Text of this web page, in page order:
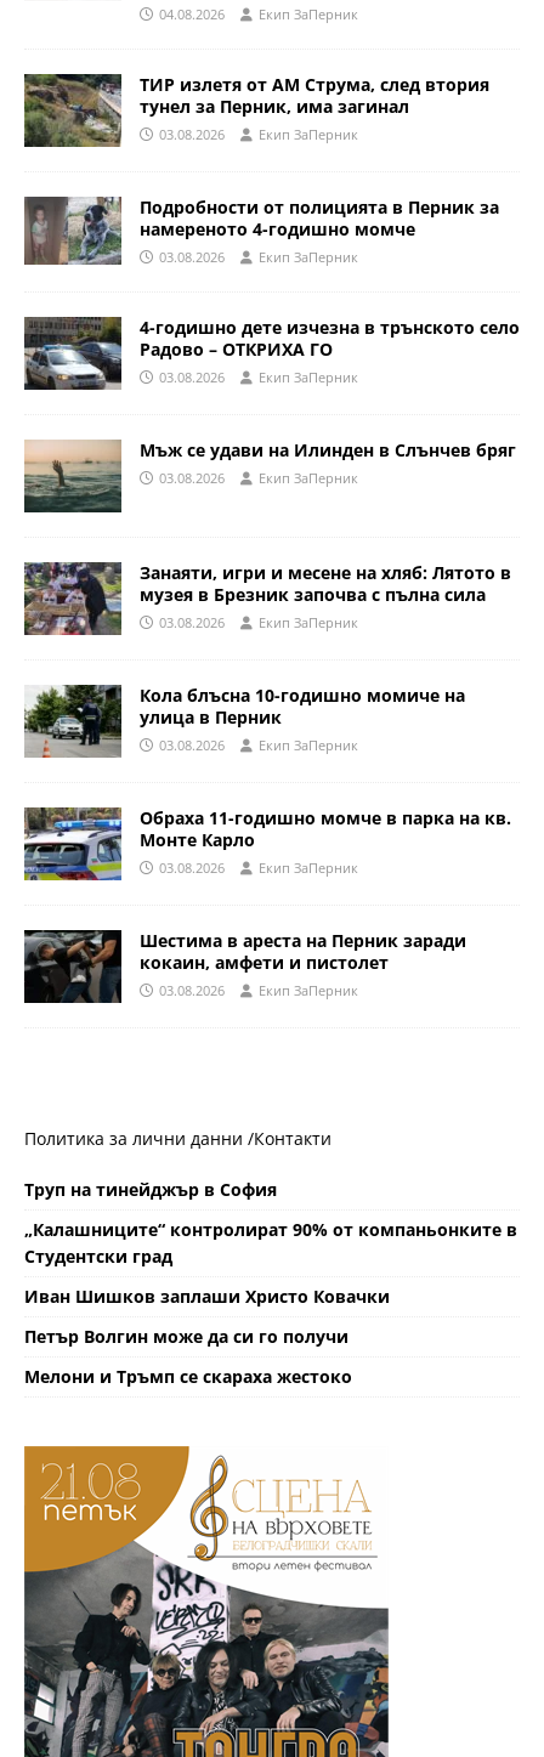
04.08.2026 Eкип ЗаПерник
ТИР излетя от АМ Струма, след втория
тунел за Перник, има загинал
03.08.2026 Eкип ЗаПерник
Подробности от полицията в Перник за
намереното 4-годишно момче
03.08.2026 Eкип ЗаПерник
4-годишно дете изчезна в трънското село
Радово – ОТКРИХА ГО
03.08.2026 Eкип ЗаПерник
Мъж се удави на Илинден в Слънчев бряг
03.08.2026 Eкип ЗаПерник
Занаяти, игри и месене на хляб: Лятото в
музея в Брезник започва с пълна сила
03.08.2026 Eкип ЗаПерник
Кола блъсна 10-годишно момиче на
улица в Перник
03.08.2026 Eкип ЗаПерник
Обраха 11-годишно момче в парка на кв.
Монте Карло
03.08.2026 Eкип ЗаПерник
Шестима в ареста на Перник заради
кокаин, амфети и пистолет
03.08.2026 Eкип ЗаПерник
Политика за лични данни /Контакти
Труп на тинейджър в София
„Калашниците“ контролират 90% от компаньонките в
Студентски град
Иван Шишков заплаши Христо Ковачки
Петър Волгин може да си го получи
Мелони и Тръмп се скараха жестоко